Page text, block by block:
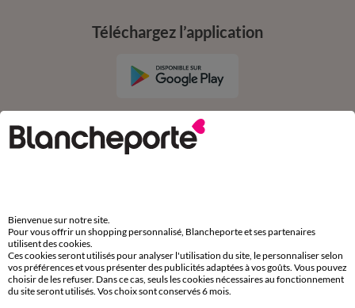
Suivez-nous
Téléchargez l’application
Depuis votre iPhone
Bienvenue sur notre site.
Pour vous offrir un shopping personnalisé, Blancheporte et ses partenaires
utilisent des cookies.
Ces cookies seront utilisés pour analyser l'utilisation du site, le personnaliser selon
vos préférences et vous présenter des publicités adaptées à vos goûts. Vous pouvez
choisir de les refuser. Dans ce cas, seuls les cookies nécessaires au fonctionnement
du site seront utilisés. Vos choix sont conservés 6 mois.